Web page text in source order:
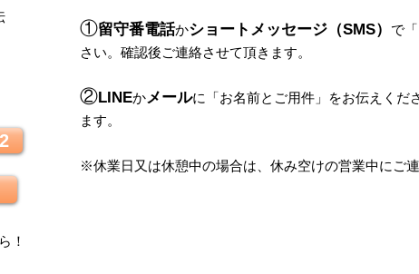
！
①留守番電話かショートメッセージ（SMS） で 「
さい。 確認後ご連絡させて頂きます。
②LINEかメールに 「お名前とご用件 」 をお伝えくだ
ます。
​※休業日又は休憩中の場合は、休み空けの営業中にご連